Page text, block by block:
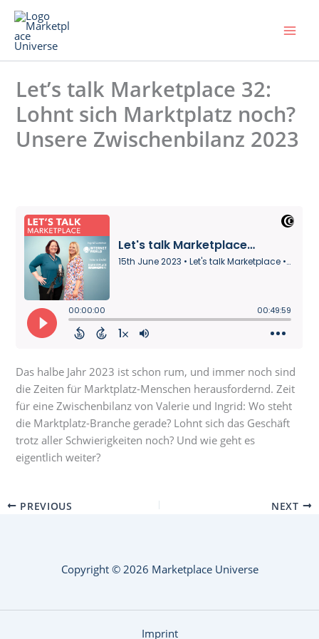
Skip
content
Let’s talk Marketplace 32:
Lohnt sich Marktplatz noch?
Unsere Zwischenbilanz 2023
Leave a Comment
Das halbe Jahr 2023 ist schon rum, und immer noch sind
die Zeiten für Marktplatz-Menschen herausfordernd. Zeit
für eine Zwischenbilanz von Valerie und Ingrid: Wo steht
die Marktplatz-Branche gerade? Lohnt sich das Geschäft
trotz aller Schwierigkeiten noch? Und wie geht es
eigentlich weiter?
PREVIOUS NEXT
Copyright © 2026 Marketplace Universe
Imprint